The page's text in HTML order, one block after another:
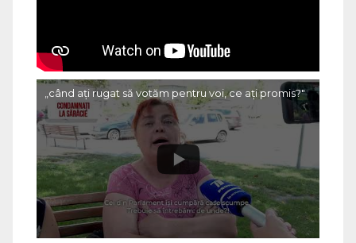
„când ați rugat să votăm pentru voi, ce ați promis?"